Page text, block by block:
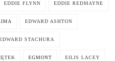
EDDIE FLYNN EDDIE REDMAYNE
EDWARD ASHTON
STACHURA
EGMONT EILIS LACEY